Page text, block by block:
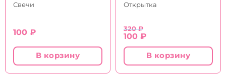
Свечи
100 ₽
В корзину
Открытка
320₽
Первоначальная
составляла
320 ₽.
100 ₽
Текущая
100 ₽. В корзину